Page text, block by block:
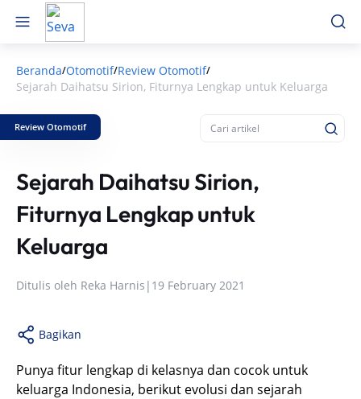
Beranda/Otomotif/Review Otomotif/
Sejarah Daihatsu Sirion, Fiturnya Lengkap untuk Keluarga
Review Otomotif
Sejarah Daihatsu Sirion,
Fiturnya Lengkap untuk
Keluarga
Ditulis oleh Reka Harnis | 19 February 2021
Bagikan
Punya fitur lengkap di kelasnya dan cocok untuk
keluarga Indonesia, berikut evolusi dan sejarah